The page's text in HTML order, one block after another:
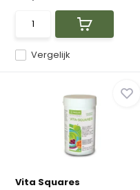
Vergelijk
Vita Squares